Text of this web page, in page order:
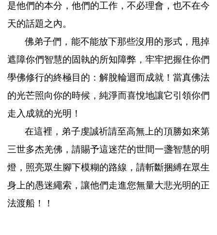
是他們的本分，他們的工作，不必理會，也不在今
天的話題之內。
佛弟子們，能不能放下那些沒用的形式，甩掉
遮障你們智慧的固執的所知障弊，牢牢把握住你們
學佛修行的終極目的：解脫輪迴而成就！當真佛法
的光芒照向你的時候，純淨而喜悅地讓它引領你們
走入成就的光明！
在這裡，弟子虔誠祈請至高無上的頂勝如來第
三世多杰羌佛，請賜予這迷茫的世間一盞智慧的明
燈，照亮眾生腳下模糊的路線，請斬斷捆縛在眾生
身上的愚迷繩索，讓他們走進您無量大悲光明的正
法渡船！！